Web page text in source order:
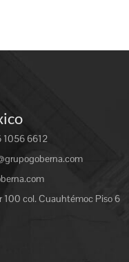
1056 6612
100 col. Cuauhtémoc Piso 6